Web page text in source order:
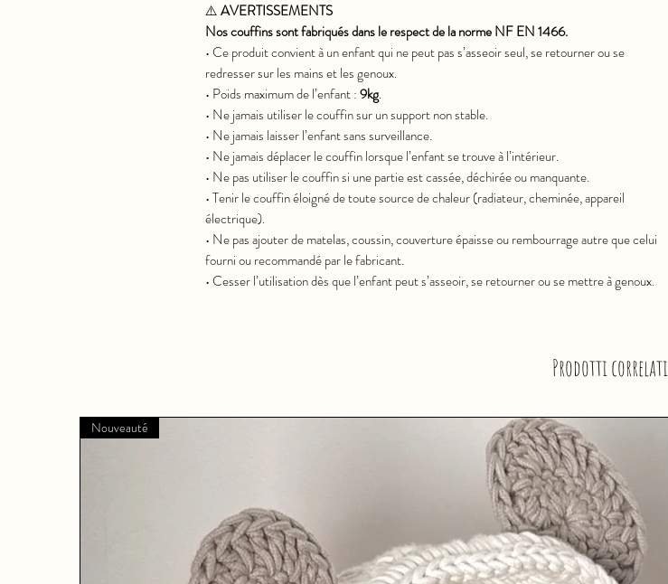
⚠️AVERTISSEMENTS
Nos couffins sont fabriqués dans le respect de la norme NF EN 1466.
• Ce produit convient à un enfant qui ne peut pas s’asseoir seul, se retourner ou se
redresser sur les mains et les genoux.
• Poids maximum de l’enfant :9kg.
• Ne jamais utiliser le couffin sur un support non stable.
• Ne jamais laisser l’enfant sans surveillance.
• Ne jamais déplacer le couffin lorsque l’enfant se trouve à l’intérieur.
• Ne pas utiliser le couffin si une partie est cassée, déchirée ou manquante.
• Tenir le couffin éloigné de toute source de chaleur (radiateur, cheminée, appareil
électrique).
• Ne pas ajouter de matelas, coussin, couverture épaisse ou rembourrage autre que celui
fourni ou recommandé par le fabricant.
• Cesser l’utilisation dès que l’enfant peut s’asseoir, se retourner ou se mettre à genoux.
Prodotti correlati
Nouveauté